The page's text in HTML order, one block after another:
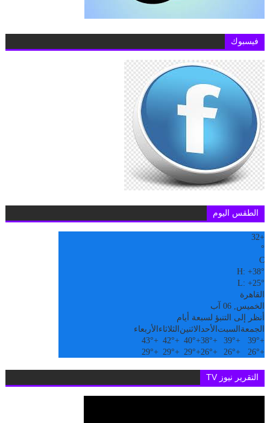
فيسبوك
الطقس اليوم
+
32
°
C
H:+38°
L:+25°
القاهرة
الخميس, 06 آب
أنظر إلى التنبؤ لسبعة أيام
الجمعة السبت الأحدالاثنين الثلاثاء الأربعاء
+
39°
+
39°
+
38°
+
40°
+
42°
+
43°
+
26°
+
26°
+
26°
+
29°
+
29°
+
29°
التقرير نيوز TV